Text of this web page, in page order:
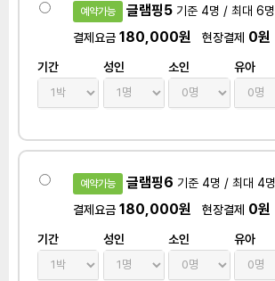
예약가능 글램핑5 기준 4명 / 최대 6명
결제요금 180,000원 현장결제 0원
기간 성인 소인 유아
예약가능 글램핑6 기준 4명 / 최대 4명
결제요금 180,000원 현장결제 0원
기간 성인 소인 유아